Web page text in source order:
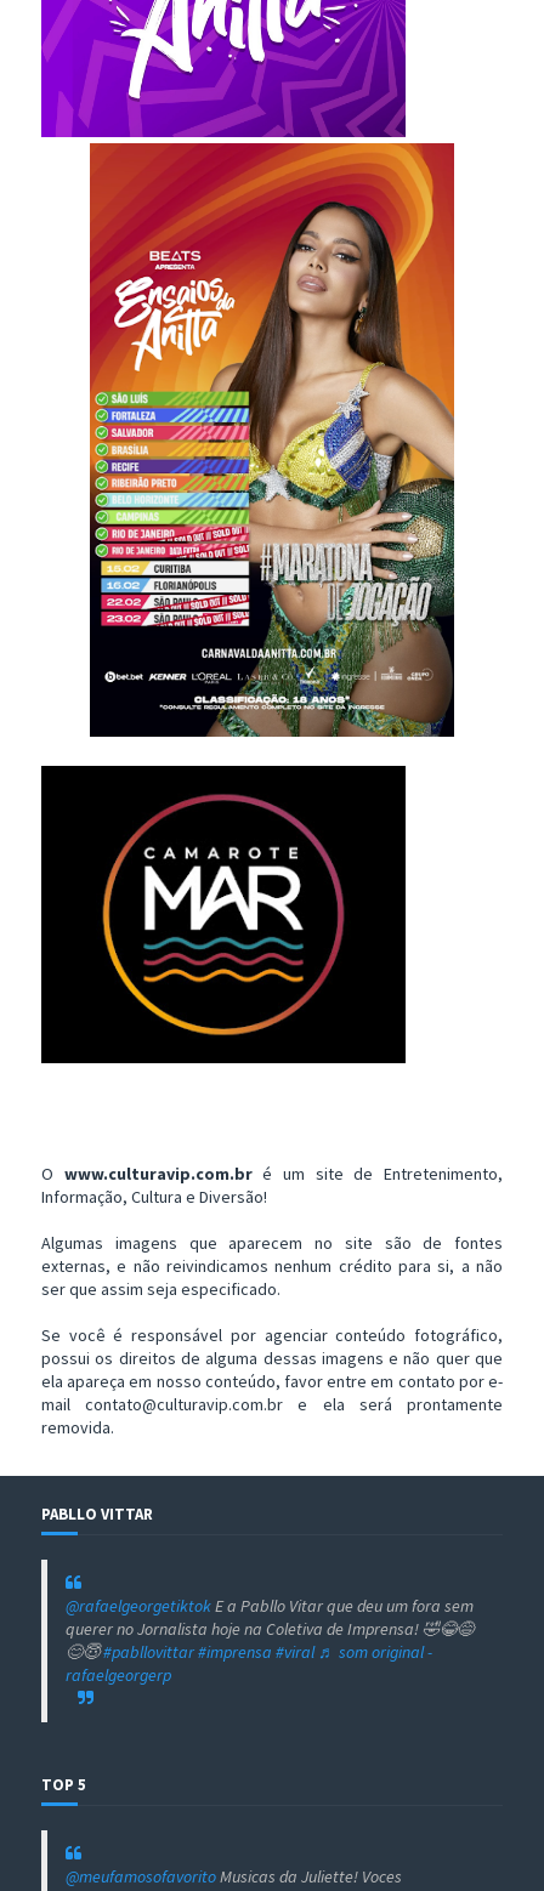
O www.culturavip.com.bré um site de Entretenimento,
Informação, Cultura e Diversão!
Algumas imagens que aparecem no site são de fontes
externas, e não reivindicamos nenhum crédito para si, a não
ser que assim seja especificado.
Se você é responsável por agenciar conteúdo fotográfico,
possui os direitos de alguma dessas imagens e não quer que
ela apareça em nosso conteúdo, favor entre em contato por e-
mail contato@culturavip.com.br e ela será prontamente
removida.
PABLLO VITTAR
@rafaelgeorgetiktokE a Pabllo Vitar que deu um fora sem
querer no Jornalista hoje na Coletiva de Imprensa! 🤣😂😅
😊😇#pabllovittar#imprensa #viral ♬ som original -
rafaelgeorgerp
TOP 5
@meufamosofavoritoMusicas da Juliette! Voces